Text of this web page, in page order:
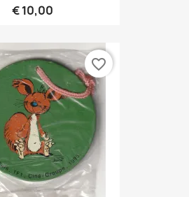
€ 10,00
favorite_border